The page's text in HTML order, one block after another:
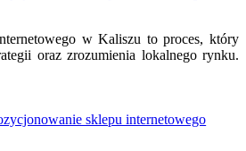
w Kaliszu to proces, który
oraz zrozumienia lokalnego rynku.
sklepu internetowego